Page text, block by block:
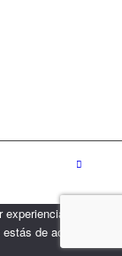
en nuestra
de acuerdo con